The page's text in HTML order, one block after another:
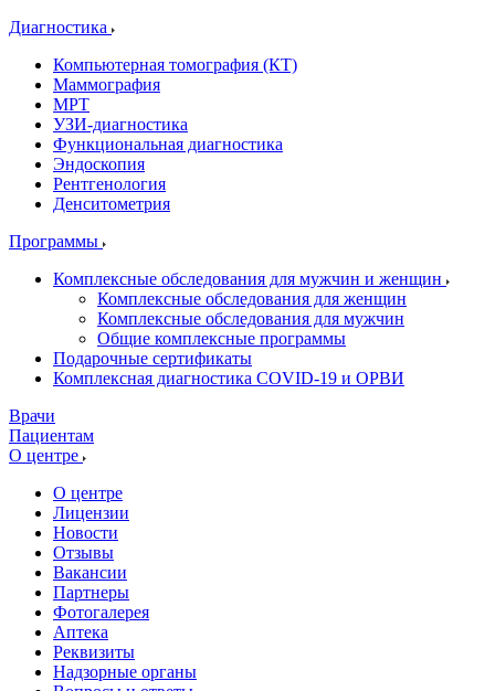
Диагностика
Компьютерная томография (КТ)
Маммография
МРТ
УЗИ-диагностика
Функциональная диагностика
Эндоскопия
Рентгенология
Денситометрия
Программы
Комплексные обследования для мужчин и женщин
Комплексные обследования для женщин
Комплексные обследования для мужчин
Общие комплексные программы
Подарочные сертификаты
Комплексная диагностика COVID-19 и ОРВИ
Врачи
Пациентам
О центре
О центре
Лицензии
Новости
Отзывы
Вакансии
Партнеры
Фотогалерея
Аптека
Реквизиты
Надзорные органы